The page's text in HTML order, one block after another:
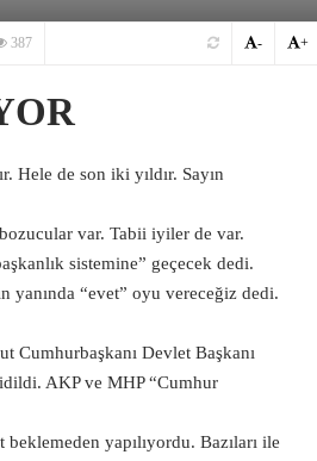
387 +
-
Hele de son iki yıldır. Sayın
var. Tabii iyiler de var.
sistemine” geçecek dedi.
yanında “evet” oyu vereceğiz dedi.
Cumhurbaşkanı Devlet Başkanı
AKP ve MHP “Cumhur
yapılıyordu. Bazıları ile